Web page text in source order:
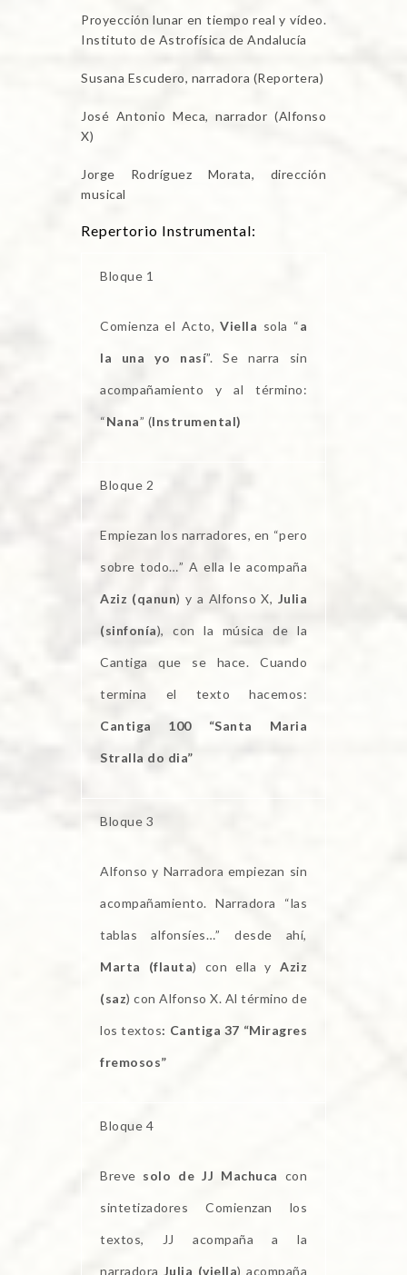
Proyección lunar en tiempo real y vídeo.
Instituto de Astrofísica de Andalucía
Susana Escudero, narradora (Reportera)
José Antonio Meca, narrador (Alfonso
X)
Jorge Rodríguez Morata, dirección
musical
Repertorio Instrumental:
Bloque 1
Comienza el Acto,Viella sola “a
la una yo nasí”. Se narra sin
acompañamiento y al término:
“Nana” (Instrumental)
Bloque 2
Empiezan los narradores, en “pero
sobre todo…” A ella le acompaña
Aziz (qanun) y a Alfonso X, Julia
(sinfonía), con la música de la
Cantiga que se hace. Cuando
termina el texto hacemos:
Cantiga 100 “Santa Maria
Stralla do dia”
Bloque 3
Alfonso y Narradora empiezan sin
acompañamiento. Narradora “las
tablas alfonsíes…” desde ahí,
Marta (flauta) con ella yAziz
(saz) con Alfonso X. Al término de
los textos: Cantiga 37 “Miragres
fremosos”
Bloque 4
Breve solo de JJ Machuca con
sintetizadores Comienzan los
textos, JJ acompaña a la
narradora Julia (viella) acompaña